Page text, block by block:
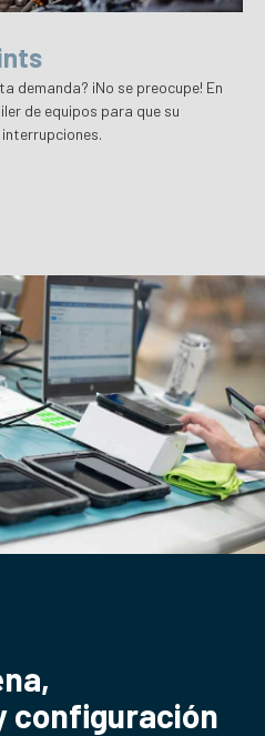
demanda? ¡No se preocupe! En
de equipos para que su
configuración